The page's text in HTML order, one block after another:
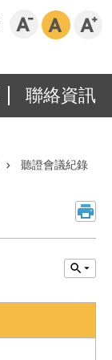
聯絡資訊
聽證會議紀錄